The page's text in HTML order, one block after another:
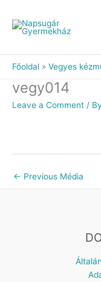
content
Főoldal Vegyes
vegy014
Leave a Comment / By
← Previous Média